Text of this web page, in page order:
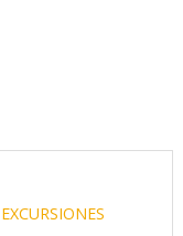
EXCURSIONES